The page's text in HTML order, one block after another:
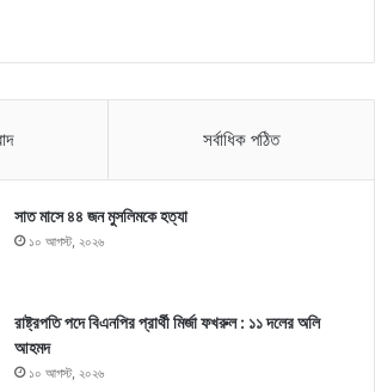
সর্বাধিক পঠিত
সাত মাসে ৪৪ জন মুসলিমকে হত্যা
১০ আগস্ট, ২০২৬
রাষ্ট্রপতি পদে বিএনপির প্রার্থী মির্জা ফখরুল : ১১ দলের অলি
আহমদ
১০ আগস্ট, ২০২৬